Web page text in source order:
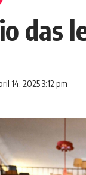
das
14, 2025 3:12 pm